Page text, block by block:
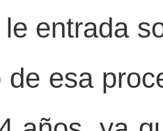
entrada
de esa